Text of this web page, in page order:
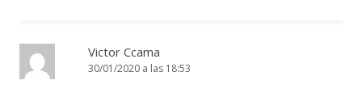
Victor Ccama
30/01/2020 a las 18:53